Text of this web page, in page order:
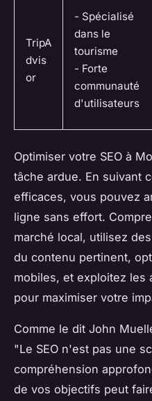
TripA
dvis
or
- Spécialisé
dans le
tourisme
- Forte
communauté
d'utilisateurs
Optimiser votre SEO à
tâche ardue. En suivant
efficaces, vous pouvez
ligne sans effort.
marché local, utilisez
du contenu pertinent,
mobiles, et exploitez les
pour maximiser votre
Comme le dit John
"Le SEO n'est pas une
compréhension
de vos objectifs peut